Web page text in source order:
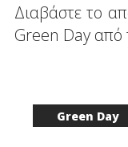
Διαβάστε το
Green Day από
Green Day